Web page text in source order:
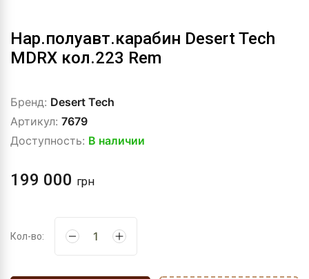
Нар.полуавт.карабин Desert Tech
MDRX кол.223 Rem
Бренд: Desert Tech
Артикул: 7679
Доступность: В наличии
199 000 грн
Кол-во: